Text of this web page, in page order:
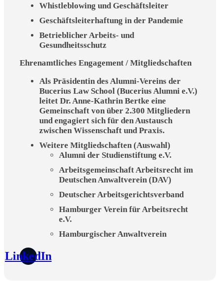
Whistleblowing und Geschäftsleiter
Geschäftsleiterhaftung in der Pandemie
Betrieblicher Arbeits- und
Gesundheitsschutz
Ehrenamtliches Engagement / Mitgliedschaften
Als Präsidentin des Alumni-Vereins der
Bucerius Law School (Bucerius Alumni e.V.)
leitet Dr. Anne-Kathrin Bertke eine
Gemeinschaft von über 2.300 Mitgliedern
und engagiert sich für den Austausch
zwischen Wissenschaft und Praxis.
Weitere Mitgliedschaften (Auswahl)
Alumni der Studienstiftung e.V.
Arbeitsgemeinschaft Arbeitsrecht im
Deutschen Anwaltverein (DAV)
Deutscher Arbeitsgerichtsverband
Hamburger Verein für Arbeitsrecht
e.V.
Hamburgischer Anwaltverein
LinkedIn